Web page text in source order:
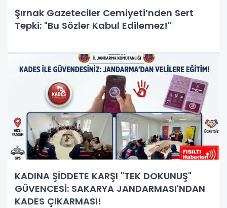
Şırnak Gazeteciler Cemiyeti’nden Sert
Tepki: "Bu Sözler Kabul Edilemez!"
KADINA ŞİDDETE KARŞI "TEK DOKUNUŞ"
GÜVENCESİ: SAKARYA JANDARMASI'NDAN
KADES ÇIKARMASI!